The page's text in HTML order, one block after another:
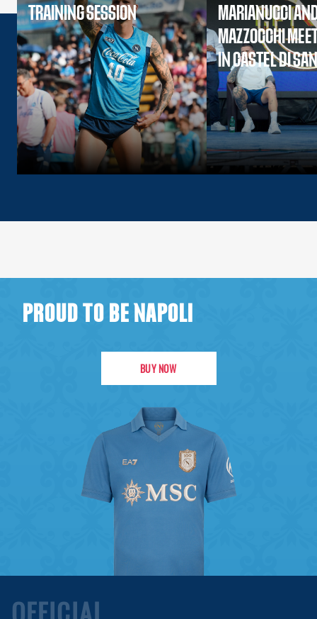
TRAINING SESSION
MARIANUCCI
MAZZOCCHI
IN CASTEL DI
PROUD TO BE NAPOLI
BUY NOW